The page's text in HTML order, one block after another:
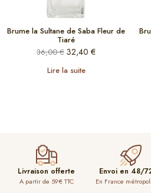
Brume la Sultane de Saba Fleur de
Tiaré
36,00€ 32,40 €
Lire la suite
Livraison offerte
A partir de 59€ TTC
Envoi en 48/
En France